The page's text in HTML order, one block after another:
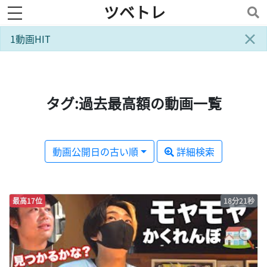
toggle navigation ツベトレ
×
1動画HIT
タグ:過去最高額の動画一覧
動画公開日の古い順 詳細検索
最高17位 18分21秒